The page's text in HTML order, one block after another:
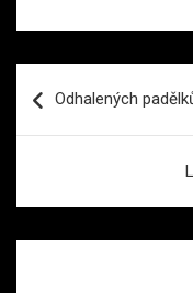
proOdhalených